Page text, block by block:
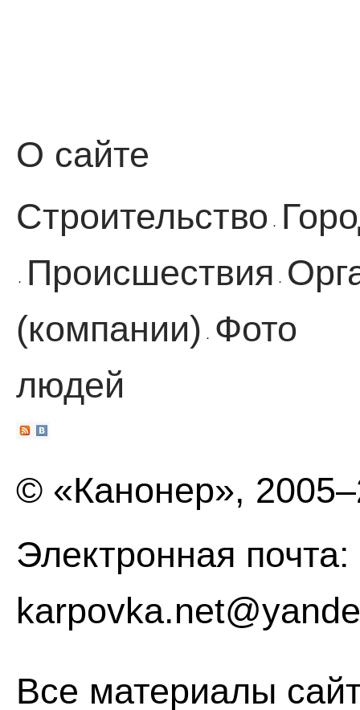
О сайте
Строительство ·
· Происшествия ·
(компании)
·
Фото
людей
© «Канонер»,
Электронная почта:
Все материалы